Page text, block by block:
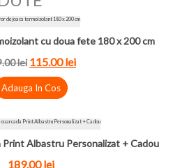
cu doua fete 180 x 200 cm
lei 115.00lei
Adauga In Cos
Print Albastru Personalizat + Cadou
189.00lei